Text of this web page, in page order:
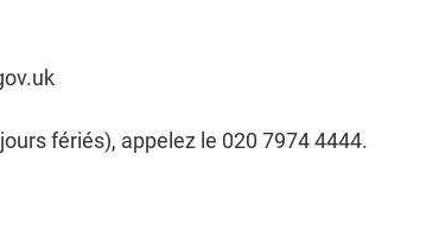
fériés), appelez le 020 7974 4444.